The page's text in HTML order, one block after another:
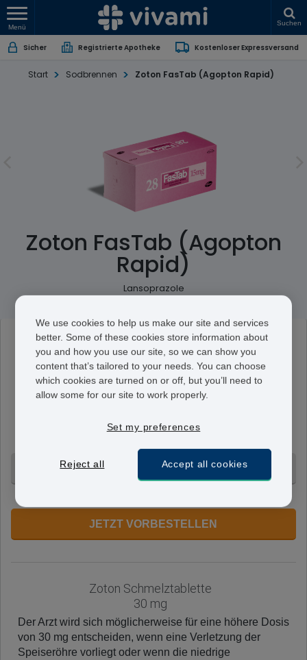
Menü
Suchen
Sicher Registrierte Apotheke Kostenloser Expressversand
Start Sodbrennen Zoton FasTab (Agopton Rapid)
Zoton FasTab (Agopton
Rapid)
Lansoprazole
Zoton Schmelztablette
15 mg
Eine Tablette enthält 15 mg Lansoprazol. Dies
entsprecht der gewöhnlichen Dosis zum Beginn einer
bis zu vier Wochen wird täglich eine Tablette
28 Tabletten - 69,95 €
JETZT VORBESTELLEN
Zoton Schmelztablette
30 mg
Der Arzt wird sich möglicherweise für eine höhere Dosis
von 30 mg entscheiden, wenn eine Verletzung der
Speiseröhre vorliegt oder wenn die niedrige
We use cookies to help us make our site and services
better. Some of these cookies store information about
you and how you use our site, so we can show you
content that’s tailored to your needs. You can choose
which cookies are turned on or off, but you’ll need to
allow some for our site to work properly.
Set my preferences
Reject all Accept all cookies